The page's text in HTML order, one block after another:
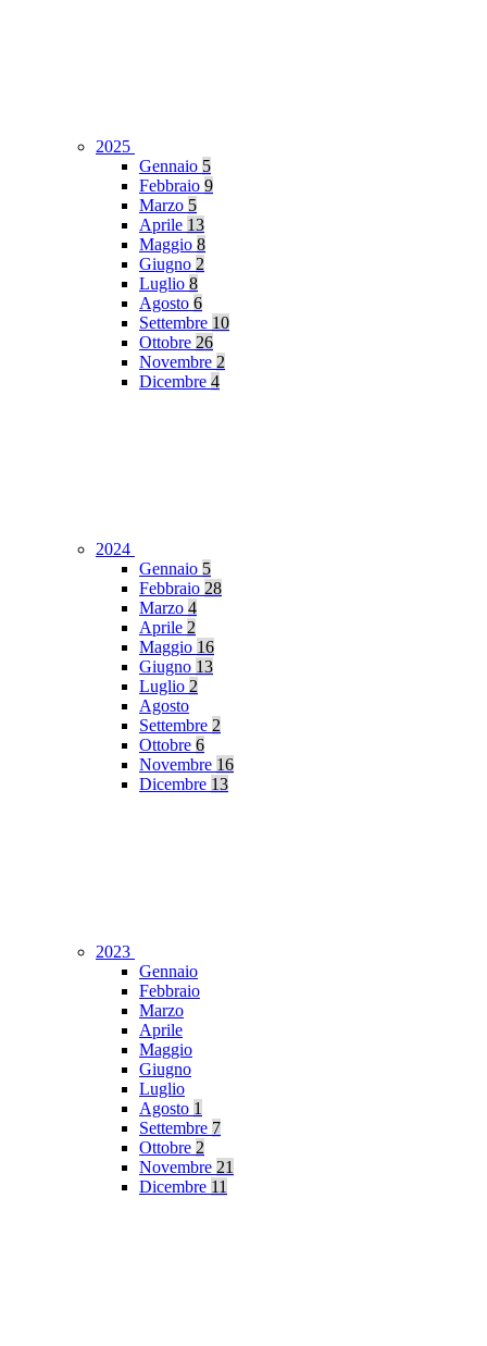
2025
Gennaio 5
Febbraio 9
Marzo 5
Aprile 13
Maggio 8
Giugno 2
Luglio 8
Agosto 6
Settembre 10
Ottobre 26
Novembre 2
Dicembre 4
2024
Gennaio 5
Febbraio 28
Marzo 4
Aprile 2
Maggio 16
Giugno 13
Luglio 2
Agosto
Settembre 2
Ottobre 6
Novembre 16
Dicembre 13
2023
Gennaio
Febbraio
Marzo
Aprile
Maggio
Giugno
Luglio
Agosto 1
Settembre 7
Ottobre 2
Novembre 21
Dicembre 11